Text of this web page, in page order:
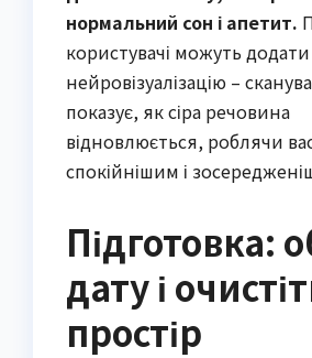
нормальний сон і апетит.
користувачі можуть додати
нейровізуалізацію –
показує, як сіра речовина
відновлюється, роблячи
спокійнішим і
Підготовка:
дату і
простір